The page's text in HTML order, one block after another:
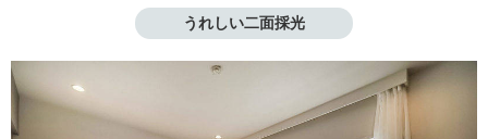
うれしい二面採光